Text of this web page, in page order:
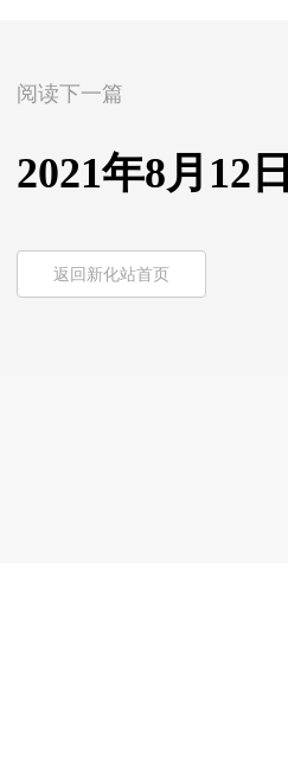
阅读下一篇
2021年8月12
返回新化站首页